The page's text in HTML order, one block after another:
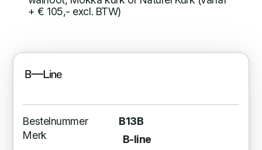
+ € 105,- excl. BTW)
Bestelnummer
B13B
Merk
B-line